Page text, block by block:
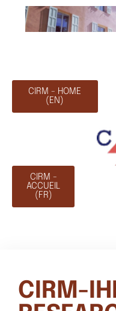
CIRM - HOME
(EN)
CIRM -
ACCUEIL
(FR)
CIRM-